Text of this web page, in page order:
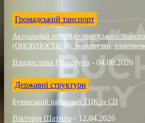
Громадський танспорт
Актуальний розклад громадського
(ОНОВЛЮЄТЬСЯ): маршрутки,
Владислава Приступа - 04.08.2026
Державні структури
Бучанський районний ТЦК та СП
Вікторія Шатило - 12.04.2026